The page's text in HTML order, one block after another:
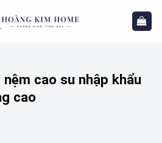
cao su nhập khẩu
cao